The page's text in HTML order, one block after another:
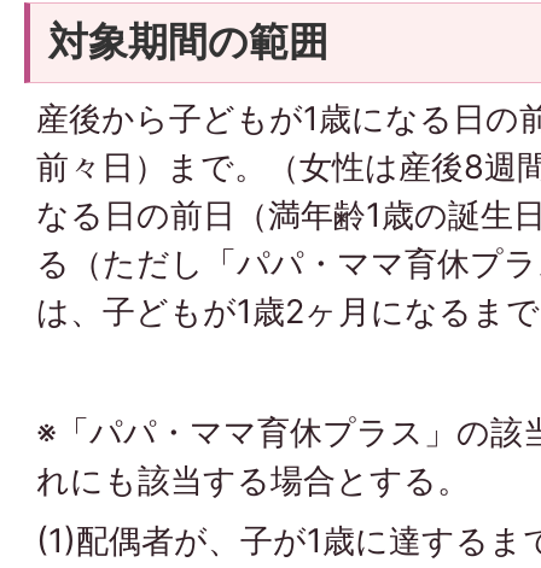
対象期間の範囲
産後から子どもが1歳になる日の
前々日）まで。（女性は産後8週
なる日の前日（満年齢1歳の誕生
る（ただし「パパ・ママ育休プ
は、子どもが1歳2ヶ月になるま
※「パパ・ママ育休プラス」の該
れにも該当する場合とする。
(1)配偶者が、子が1歳に達するま